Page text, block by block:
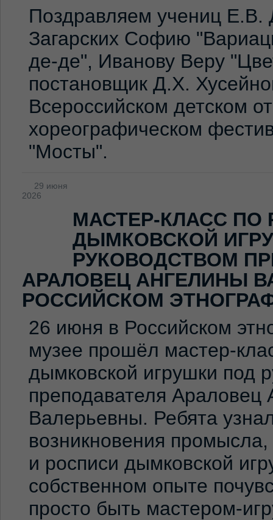
Поздравляем учениц Е.В.
Загарских Софию
де-де", Иванову Веру
постановщик Д.Х.
Всероссийском детском
хореографическом
"Мосты".
29 июня
2026
МАСТЕР-КЛАСС ПО
ДЫМКОВСКОЙ
РУКОВОДСТВОМ
АРАЛОВЕЦ АНГЕЛИНЫ
РОССИЙСКОМ
26 июня в Российском
музее прошёл мастер-
дымковской игрушки под
преподавателя Араловец
Валерьевны. Ребята
возникновения
и росписи дымковской
собственном опыте
просто быть мастером-